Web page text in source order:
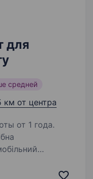
для
средней
км от центра
от 1 года.
перетворювати